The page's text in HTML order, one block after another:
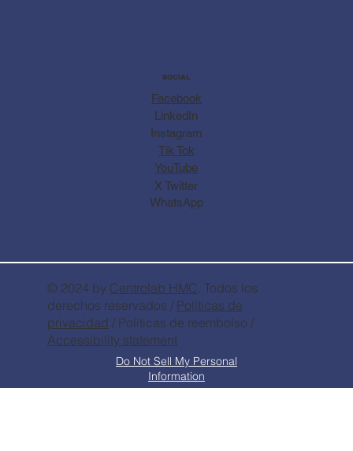
SOCIAL
Facebook
Instagram
LinkedIn
Tik Tok
YouTube
X Twitter
WhatsApp
Do Not Sell My Personal
Information
© 2024 by Centrolab HMC. Todos los
derechos reservados / Políticas de
privacidad / Políticas de reembolso /
Accessibility statement